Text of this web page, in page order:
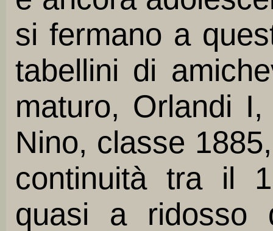
si fermano a
tabellini di
maturo, Orlandi
Nino, classe
continuità tra il
quasi a ridosso